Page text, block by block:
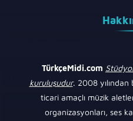
TürkçeMidi.com
kuruluşudur. 2008
ticari amaçlı müzik
organizasyonları, ses